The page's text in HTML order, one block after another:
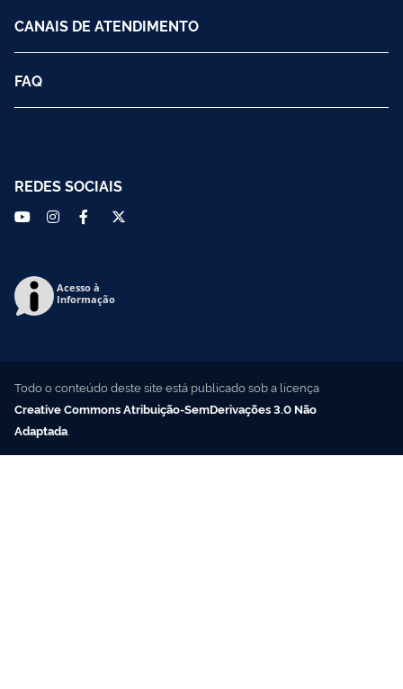
CANAIS DE ATENDIMENTO
FAQ
REDES SOCIAIS
Acesso à
Informação
Todo o conteúdo deste site está publicado sob a licença
Creative Commons Atribuição-SemDerivações 3.0 Não
Adaptada